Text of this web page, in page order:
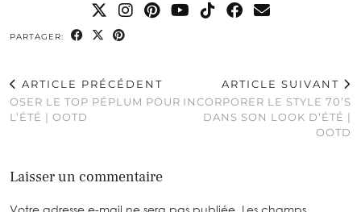
PARTAGER:
ARTICLE PRÉCÉDENT
OSER LE TOP PÉPLUM POUR
L’ÉTÉ | OOTD
ARTICLE SUIVANT
INCORPORER LE STYLE 70’S
DANS SON LOOK D’ÉTÉ |
OOTD
Laisser un commentaire
Votre adresse e-mail ne sera pas publiée. Les champs